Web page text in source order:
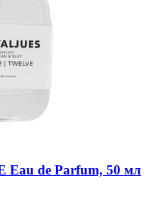
Eau de Parfum, 50 мл